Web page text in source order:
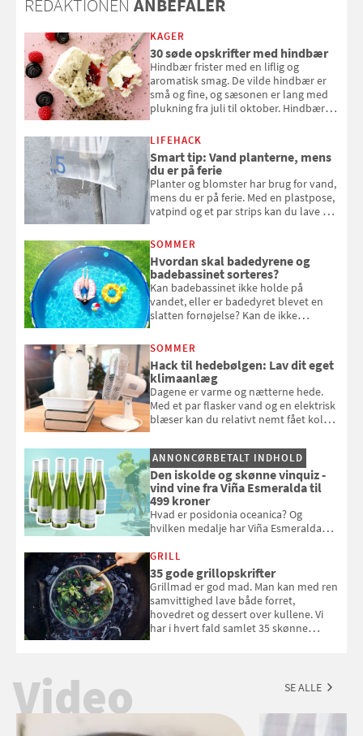
REDAKTIONEN ANBEFALER
KAGER
30 søde opskrifter med hindbær
Hindbær frister med en liflig og
aromatisk smag. De vilde hindbær er
små og fine, og sæsonen er lang med
plukning fra juli til oktober. Hindbær
kan bruge dine hindbær i alt fra
bagværk og salater til is og syltning.
LIFEHACK
Smart tip: Vand planterne, mens
du er på ferie
Planter og blomster har brug for vand,
mens du er på ferie. Med en plastpose,
vatpind og et par strips kan du lave dit
at bede naboen om at vande eller
komme hjem til døde planter
SOMMER
Hvordan skal badedyrene og
badebassinet sorteres?
Kan badebassinet ikke holde på
vandet, eller er badedyret blevet en
slatten fornøjelse? Kan de ikke
opmærksom, når du smider
badebassinet eller et badedyr ud
SOMMER
Hack til hedebølgen: Lav dit eget
klimaanlæg
Dagene er varme og nætterne hede.
Med et par flasker vand og en elektrisk
blæser kan du relativt nemt fået koldt
og se, hvordan du gør
ANNONCØRBETALT INDHOLD
Den iskolde og skønne vinquiz -
vind vine fra Viña Esmeralda til
499 kroner
Hvad er posidonia oceanica? Og
hvilken medalje har Viña Esmeralda
med i Samvirkes skønne vinquiz, hvor
du kan vinde 6 flasker vin fra Viña
Esmeralda. Konkurrencen slutter 1.
september 2026.
GRILL
35 gode grillopskrifter
Grillmad er god mad. Man kan med ren
samvittighed lave både forret,
hovedret og dessert over kullene. Vi
har i hvert fald samlet 35 skønne
Video SE ALLE